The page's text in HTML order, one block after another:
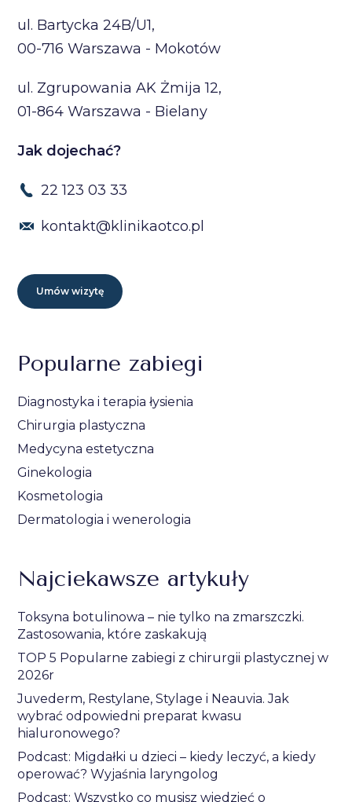
ul. Bartycka 24B/U1,
00-716 Warszawa - Mokotów
ul. Zgrupowania AK Żmija 12,
01-864 Warszawa - Bielany
Jak dojechać?
22 123 03 33
kontakt@klinikaotco.pl
Umów wizytę
Popularne zabiegi
Diagnostyka i terapia łysienia
Chirurgia plastyczna
Medycyna estetyczna
Ginekologia
Kosmetologia
Dermatologia i wenerologia
Najciekawsze artykuły
Toksyna botulinowa – nie tylko na zmarszczki.
Zastosowania, które zaskakują
TOP 5 Popularne zabiegi z chirurgii plastycznej w
2026r
Juvederm, Restylane, Stylage i Neauvia. Jak
wybrać odpowiedni preparat kwasu
hialuronowego?
Podcast: Migdałki u dzieci – kiedy leczyć, a kiedy
operować? Wyjaśnia laryngolog
Podcast: Wszystko co musisz wiedzieć o